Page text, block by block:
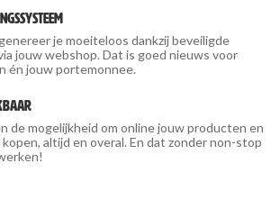
je moeiteloos dankzij beveiligde
jouw webshop. Dat is goed nieuws voor
én jouw portemonnee.
de mogelijkheid om online jouw producten en
altijd en overal. En dat zonder non-stop